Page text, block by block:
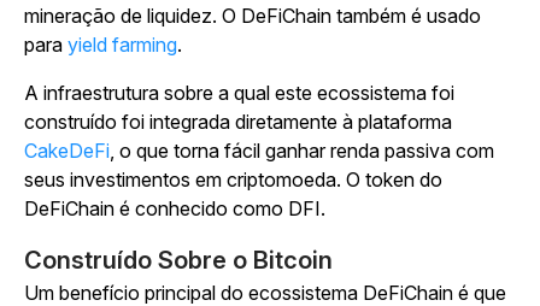
mineração de liquidez. O DeFiChain também é usado
para yield farming.
A infraestrutura sobre a qual este ecossistema foi
construído foi integrada diretamente à plataforma
CakeDeFi, o que torna fácil ganhar renda passiva com
seus investimentos em criptomoeda. O token do
DeFiChain é conhecido como DFI.
Construído Sobre o Bitcoin
Um benefício principal do ecossistema DeFiChain é que